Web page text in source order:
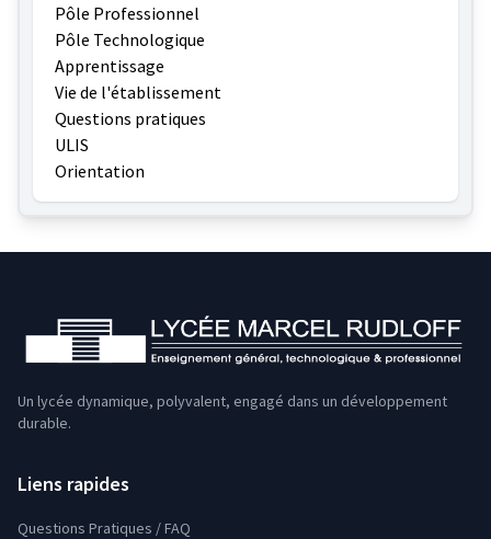
Pôle Professionnel
Pôle Technologique
Apprentissage
Vie de l'établissement
Questions pratiques
ULIS
Orientation
Un lycée dynamique, polyvalent, engagé dans un développement
durable.
Liens rapides
Questions Pratiques / FAQ